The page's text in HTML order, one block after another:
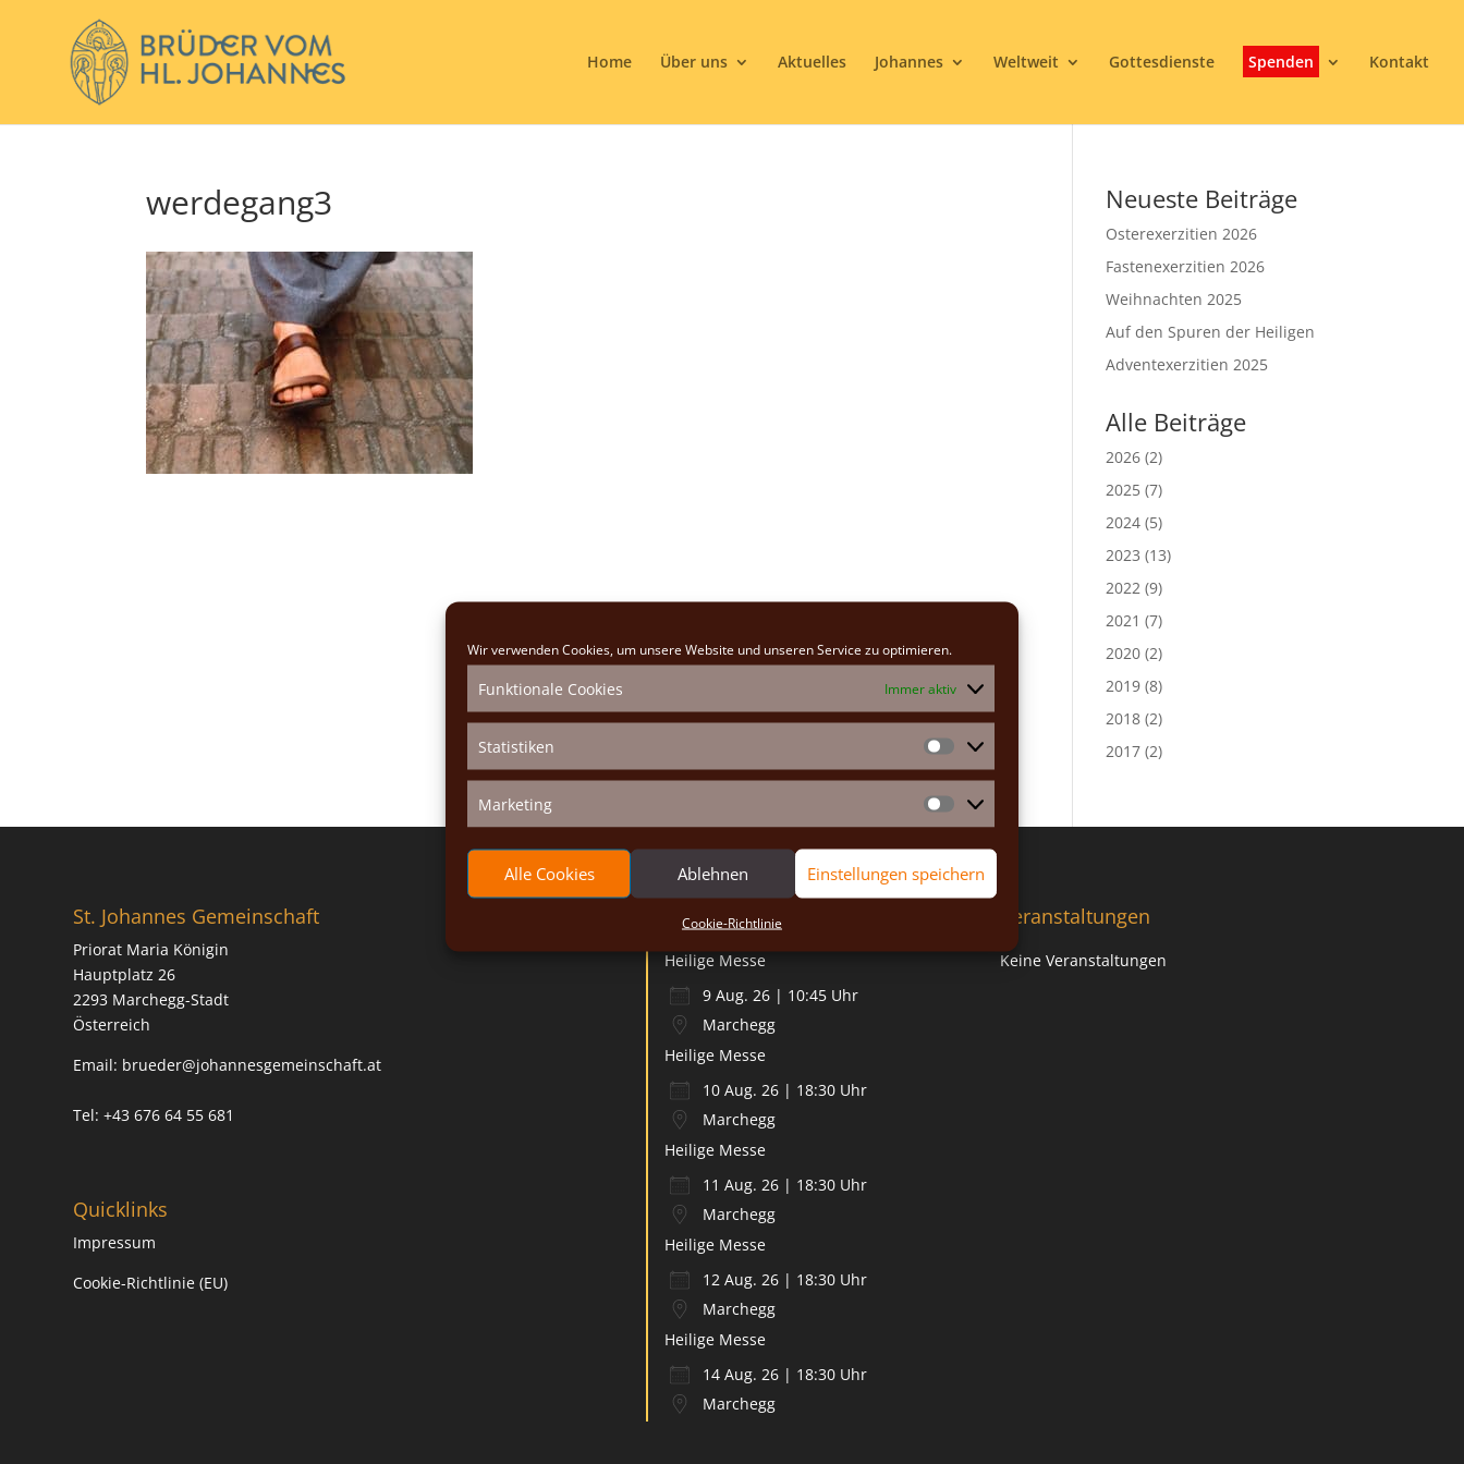
Wir verwenden Cookies, um unsere Website und unseren Service zu optimieren.
Funktionale Cookies Immer aktiv
Statistiken
Statistiken
Marketing
Marketing
Alle Cookies Ablehnen Einstellungen speichern
Cookie-Richtlinie
Home Über uns Aktuelles Johannes Weltweit Gottesdienste Spenden Kontakt
werdegang3 Neueste Beiträge
Osterexerzitien 2026
Fastenexerzitien 2026
Weihnachten 2025
Auf den Spuren der Heiligen
Adventexerzitien 2025
Alle Beiträge
2026 (2)
2025 (7)
2024 (5)
2023 (13)
2022 (9)
2021 (7)
2020 (2)
2019 (8)
2018 (2)
2017 (2)
St. Johannes Gemeinschaft
Priorat Maria Königin
Hauptplatz 26
2293 Marchegg-Stadt
Österreich
Email: brueder@johannesgemeinschaft.at
Tel: +43 676 64 55 681
Quicklinks
Impressum
Cookie-Richtlinie (EU)
Heilige Messe
9 Aug. 26 | 10:45 Uhr
Marchegg
Heilige Messe
10 Aug. 26 | 18:30 Uhr
Marchegg
Heilige Messe
11 Aug. 26 | 18:30 Uhr
Marchegg
Heilige Messe
12 Aug. 26 | 18:30 Uhr
Marchegg
Heilige Messe
14 Aug. 26 | 18:30 Uhr
Marchegg
Veranstaltungen
Keine Veranstaltungen